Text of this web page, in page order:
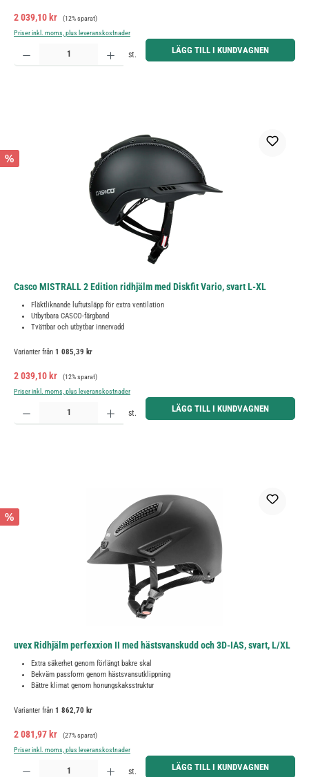
Försäljningspris:
2 039,10 kr Ordinarie pris:
(12% sparat)
Priser inkl. moms, plus leveranskostnader
Produktkvantitet: Ange önskat belopp eller använd knapparna för att öka eller minska kvantiteten.
st. LÄGG TILL I KUNDVAGNEN
%
Casco MISTRALL 2 Edition ridhjälm med Diskfit Vario, svart L-XL
Fläktliknande luftutsläpp för extra ventilation
Utbytbara CASCO-färgband
Tvättbar och utbytbar innervadd
Varianter från 1 085,39 kr
Försäljningspris:
2 039,10 kr Ordinarie pris:
(12% sparat)
Priser inkl. moms, plus leveranskostnader
Produktkvantitet: Ange önskat belopp eller använd knapparna för att öka eller minska kvantiteten.
st. LÄGG TILL I KUNDVAGNEN
%
uvex Ridhjälm perfexxion II med hästsvanskudd och 3D-IAS, svart, L/XL
Extra säkerhet genom förlängt bakre skal
Bekväm passform genom hästsvansutklippning
Bättre klimat genom honungskaksstruktur
Varianter från 1 862,70 kr
Försäljningspris:
2 081,97 kr Ordinarie pris:
(27% sparat)
Priser inkl. moms, plus leveranskostnader
Produktkvantitet: Ange önskat belopp eller använd knapparna för att öka eller minska kvantiteten.
st. LÄGG TILL I KUNDVAGNEN